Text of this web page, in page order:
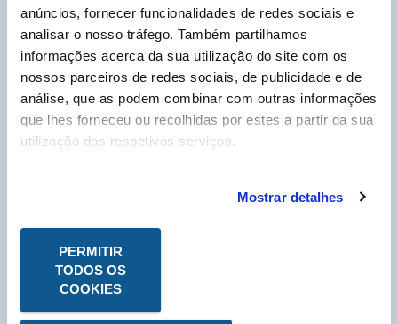
anúncios, fornecer funcionalidades de redes sociais e
analisar o nosso tráfego. Também partilhamos
informações acerca da sua utilização do site com os
nossos parceiros de redes sociais, de publicidade e de
análise, que as podem combinar com outras informações
que lhes forneceu ou recolhidas por estes a partir da sua
utilização dos respetivos serviços.
Mostrar detalhes
PERMITIR
TODOS OS
COOKIES
PDF - FICHA DE
Cliente Labo Portugal, por favor insira o seu nº
de cliente, que pode encontrar na sua fatura e
que começa por um P, para poder descarregar as
Fichas Técnicas em PDF.
N° Compte Client*